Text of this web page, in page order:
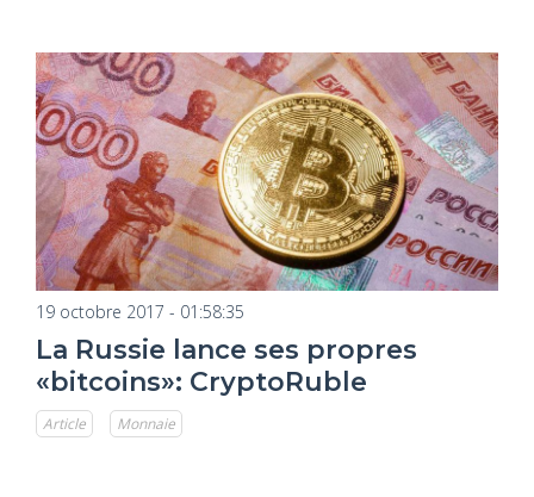
19 octobre 2017 - 01:58:35
La Russie lance ses propres
«bitcoins»: CryptoRuble
Article Monnaie